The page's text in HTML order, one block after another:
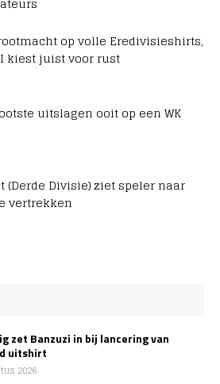
op volle Eredivisieshirts,
kiest juist voor rust
uitslagen ooit op een WK
(Derde Divisie) ziet speler naar
vertrekken
zet Banzuzi in bij lancering van
uitshirt
2026